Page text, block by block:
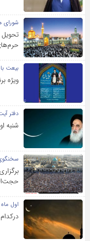
شورای
تحویل
بیعت
ویژه
دفتر
شنبه
اول